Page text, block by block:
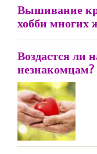
Вышивание
хобби многих
Воздастся ли
незнакомцам?